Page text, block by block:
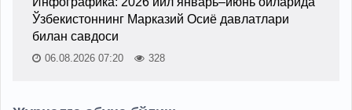
Ўзбекистоннинг Марказий Осиё давлатлари
билан савдоси
06.08.2026 07:20 328